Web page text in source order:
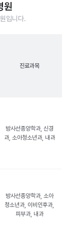
원
입니다.
진료과목
방사선종양학과, 신경
과, 소아청소년과, 내과
방사선종양학과, 소아
청소년과, 이비인후과,
피부과, 내과